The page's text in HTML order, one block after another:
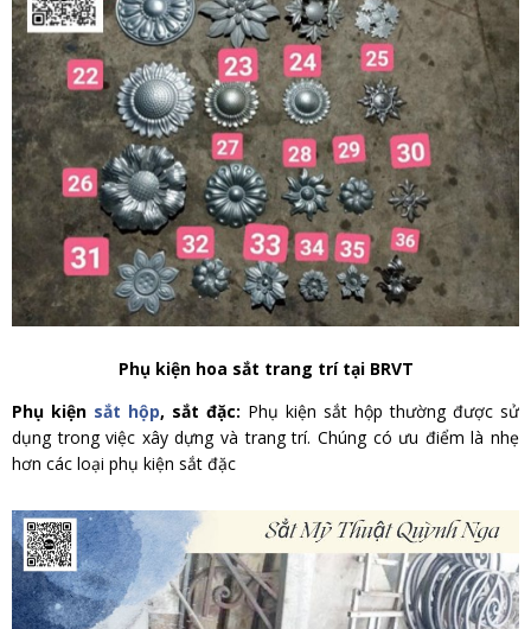
Phụ kiện hoa sắt trang trí tại BRVT
Phụ kiện sắt hộp, sắt đặc: Phụ kiện sắt hộp thường được sử
dụng trong việc xây dựng và trang trí. Chúng có ưu điểm là nhẹ
hơn các loại phụ kiện sắt đặc